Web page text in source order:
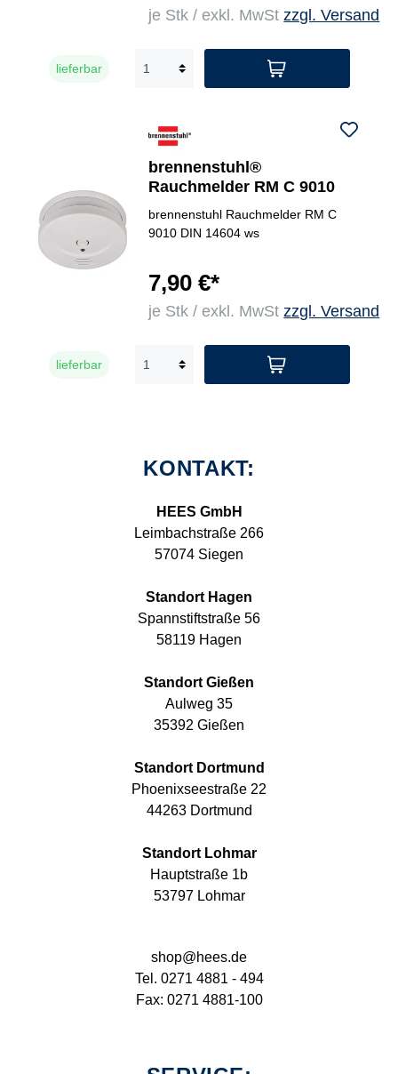
je Stk / exkl. MwStzzgl. Versand
lieferbar
brennenstuhl®
Rauchmelder RM C 9010
brennenstuhl Rauchmelder RM C
9010 DIN 14604 ws
7,90 €*
je Stk / exkl. MwStzzgl. Versand
lieferbar
KONTAKT:
HEES GmbH
Leimbachstraße 266
57074 Siegen
Standort Hagen
Spannstiftstraße 56
58119 Hagen
Standort Gießen
Aulweg 35
35392 Gießen
Standort Dortmund
Phoenixseestraße 22
44263 Dortmund
Standort Lohmar
Hauptstraße 1b
53797 Lohmar
shop@hees.de
Tel. 0271 4881 - 494
Fax: 0271 4881-100